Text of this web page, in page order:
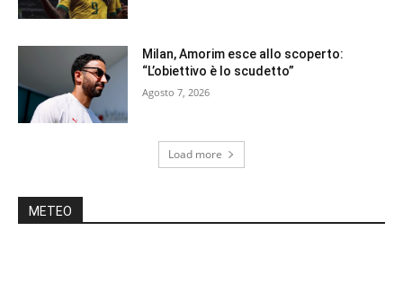
Milan, Amorim esce allo scoperto:
“L’obiettivo è lo scudetto”
Agosto 7, 2026
Load more
METEO